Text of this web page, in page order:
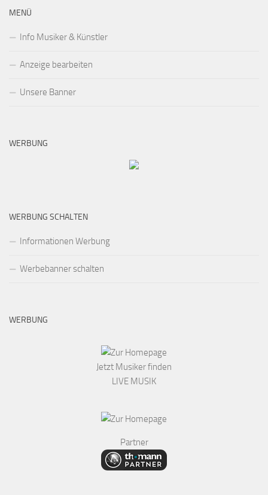
MENÜ
Info Musiker & Künstler
Anzeige bearbeiten
Unsere Banner
WERBUNG
WERBUNG SCHALTEN
Informationen Werbung
Werbebanner schalten
WERBUNG
Jetzt Musiker finden
LIVE MUSIK
Partner